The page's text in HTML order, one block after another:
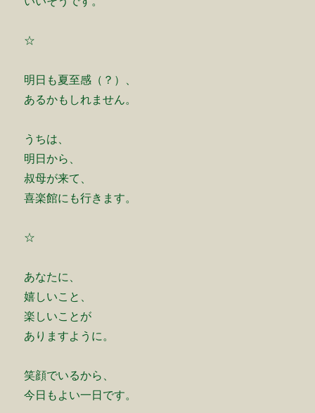
☆
明日も夏至感（？）、
あるかもしれません。
うちは、
明日から、
叔母が来て、
喜楽館にも行きます。
☆
あなたに、
嬉しいこと、
楽しいことが
ありますように。
笑顔でいるから、
今日もよい一日です。